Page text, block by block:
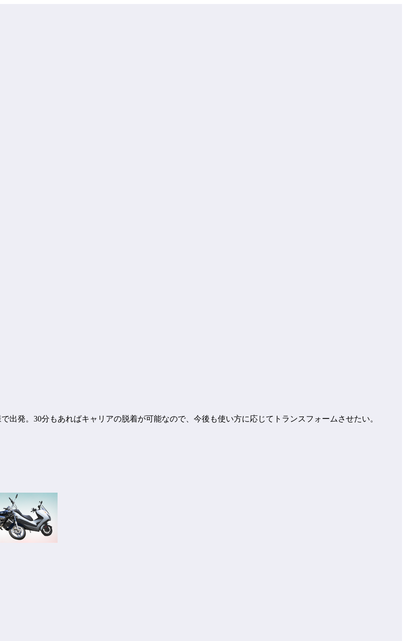
発。30分もあればキャリアの脱着が可能なので、今後も使い方に応じてトランスフォームさせたい。